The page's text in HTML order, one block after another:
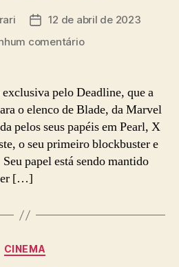
Data12 de abril de 2023
comentárioem
no
Atriz
de
Pearl
entra
pelo Deadline, que a
o elenco de Blade, da Marvel
pelos seus papéis em Pearl, X
o seu primeiro blockbuster e
papel está sendo mantido
[…]
Categorias
CINEMA